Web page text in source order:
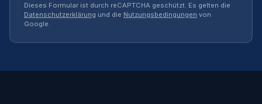
Dieses Formular ist durch reCAPTCHA geschützt. Es gelten die
Datenschutzerklärung und die Nutzungsbedingungen von
Google.